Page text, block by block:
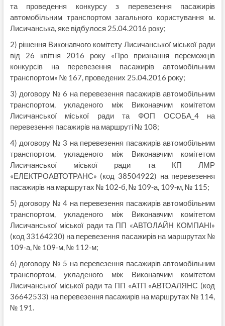
та проведення конкурсу з перевезення пасажирів
автомобільним транспортом загального користування м.
Лисичанська, яке відбулося 25.04.2016 року;
2) рішення Виконавчого комітету Лисичанської міської ради
від 26 квітня 2016 року «Про признання переможців
конкурсів на перевезення пасажирів автомобільним
транспортом» № 167, проведених 25.04.2016 року;
3) договору № 6 на перевезення пасажирів автомобільним
транспортом, укладеного між Виконавчим комітетом
Лисичанської міської ради та ФОП ОСОБА_4 на
перевезення пасажирів на маршруті № 108;
4) договору № 3 на перевезення пасажирів автомобільним
транспортом, укладеного між Виконавчим комітетом
Лисичанської міської ради та КП ЛМР
«ЕЛЕКТРОАВТОТРАНС» (код 38504922) на перевезення
пасажирів на маршрутах № 102-б, № 109-а, 109-м, № 115;
5) договору № 4 на перевезення пасажирів автомобільним
транспортом, укладеного між Виконавчим комітетом
Лисичанської міської ради та ПП «АВТОЛАЙН КОМПАНІ»
(код 33164230) на перевезення пасажирів на маршрутах №
109-а, № 109-м, № 112-м;
6) договору № 5 на перевезення пасажирів автомобільним
транспортом, укладеного між Виконавчим комітетом
Лисичанської міської ради та ПП «АТП «АВТОАЛЯНС (код
36642533) на перевезення пасажирів на маршрутах № 114,
№ 191.